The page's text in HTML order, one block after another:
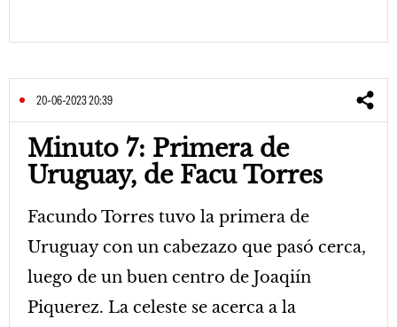
20-06-2023 20:39
Minuto 7: Primera de
Uruguay, de Facu Torres
Facundo Torres tuvo la primera de
Uruguay con un cabezazo que pasó cerca,
luego de un buen centro de Joaqiín
Piquerez. La celeste se acerca a la